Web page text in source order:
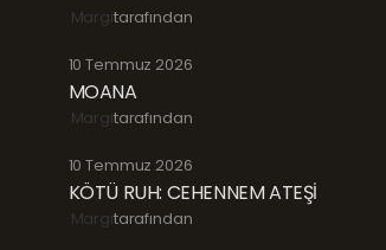
Margitarafından
10 Temmuz 2026
MOANA
Margitarafından
10 Temmuz 2026
KÖTÜ RUH: CEHENNEM ATEŞİ
Margitarafından